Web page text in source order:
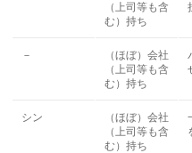
（上司等も含
む）持ち
－
（ほぼ）会社
（上司等も含
む）持ち
シン
（ほぼ）会社
（上司等も含
む）持ち